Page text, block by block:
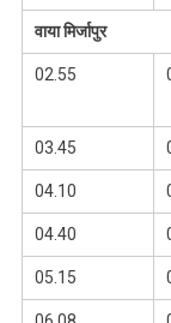
वाया मिर्जापुर
02.55
03.45
04.10
04.40
05.15